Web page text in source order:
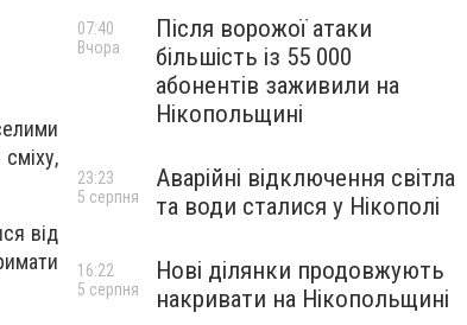
від
Після ворожої атаки
більшість із 55 000
абонентів заживили на
Нікопольщині
07:40
Вчора
Аварійні відключення світла
та води сталися у Нікополі
23:23
5 серпня
Нові ділянки продовжують
накривати на Нікопольщині
16:22
5 серпня